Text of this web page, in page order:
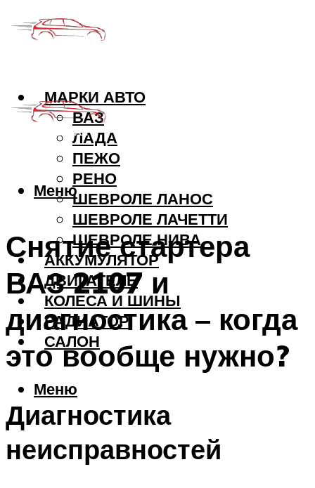
МАРКИ АВТО
ВАЗ
ЛАДА
ПЕЖО
РЕНО
ШЕВРОЛЕ ЛАНОС
ШЕВРОЛЕ ЛАЧЕТТИ
ШЕВРОЛЕ НИВА
АККУМУЛЯТОР
ДВИГАТЕЛЬ
КОЛЕСА И ШИНЫ
РАДИАТОР
САЛОН
Меню
Меню
Снятие стартера
ВАЗ 2107 и
диагностика – когда
это вообще нужно?
Диагностика
неисправностей